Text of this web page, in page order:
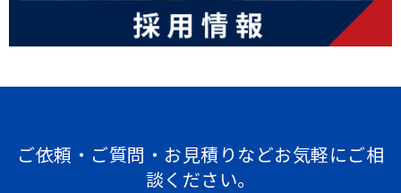
ご依頼・ご質問・お見積りなどお気軽にご相
談ください。